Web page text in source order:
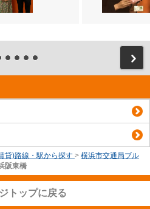
貸)路線・駅から探す > 横浜市交通局ブル
阪東橋
トップに戻る